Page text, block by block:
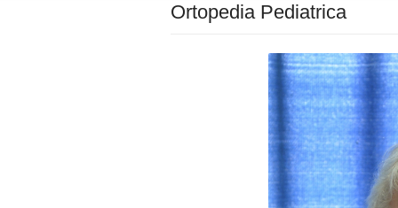
Ortopedia Pediatrica